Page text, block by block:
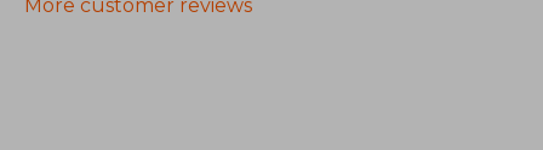
More customer reviews